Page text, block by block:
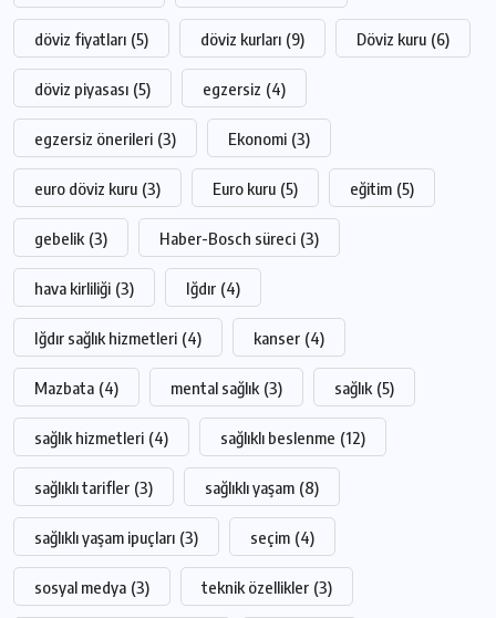
döviz fiyatları (5) döviz kurları (9) Döviz kuru (6)
döviz piyasası (5) egzersiz (4)
egzersiz önerileri (3) Ekonomi (3)
euro döviz kuru (3) Euro kuru (5) eğitim (5)
gebelik (3) Haber-Bosch süreci (3)
hava kirliliği (3) Iğdır (4)
Iğdır sağlık hizmetleri (4) kanser (4)
Mazbata (4) mental sağlık (3) sağlık (5)
sağlık hizmetleri (4) sağlıklı beslenme (12)
sağlıklı tarifler (3) sağlıklı yaşam (8)
sağlıklı yaşam ipuçları (3) seçim (4)
sosyal medya (3) teknik özellikler (3)